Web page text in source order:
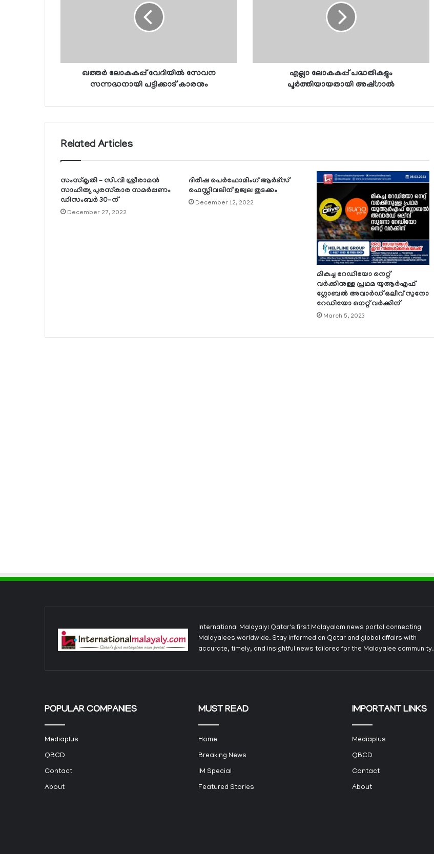
ഖത്തര്‍ ലോകകപ്പ് വേദിയില്‍ സേവന
സന്നദ്ധനായി പട്ടിക്കാട് കാരനും
എല്ലാ ലോകകപ്പ് പദ്ധതികളും
പൂര്‍ത്തിയായതായി അഷ്ഗാല്‍
Related Articles
സംസ്‌കൃതി – സി.വി ശ്രീരാമന്‍
സാഹിത്യ പുരസ്‌കാര സമര്‍പ്പണം
ഡിസംബര്‍ 30-ന്
December 27, 2022
ദിരീഷ പെര്‍ഫോമിംഗ് ആര്‍ട്സ്
ഫെസ്റ്റിവലിന് ഉജ്വല തുടക്കം
December 12, 2022
മികച്ച റേഡിയോ നെറ്റ്
വര്‍ക്കിനുള്ള പ്രഥമ യുആര്‍എഫ്
ഗ്ലോബല്‍ അവാര്‍ഡ് ഒലീവ് സുനോ
റേഡിയോ നെറ്റ് വര്‍ക്കിന്
March 5, 2023
International Malayaly: Qatar's first Malayalam news portal connecting
Malayalees worldwide. Stay informed on Qatar and global affairs with
accurate, timely, and insightful news tailored for the Malayalee community.
POPULAR COMPANIES
Mediaplus
QBCD
Contact
About
MUST READ
Home
Breaking News
IM Special
Featured Stories
IMPORTANT LINKS
Mediaplus
QBCD
Contact
About